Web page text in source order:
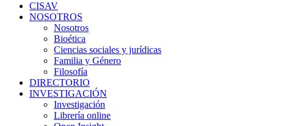
CISAV
NOSOTROS
Nosotros
Bioética
Ciencias sociales y jurídicas
Familia y Género
Filosofía
DIRECTORIO
INVESTIGACIÓN
Investigación
Librería online